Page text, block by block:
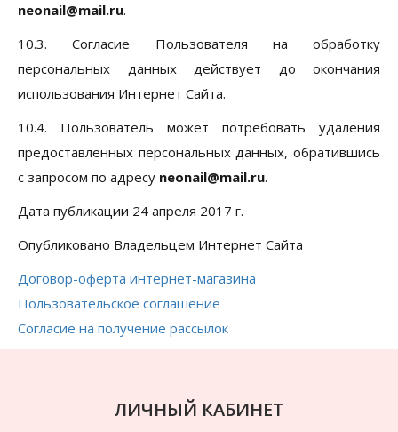
neonail@mail.ru.
10.3. Согласие Пользователя на обработку
персональных данных действует до окончания
использования Интернет Сайта.
10.4. Пользователь может потребовать удаления
предоставленных персональных данных, обратившись
с запросом по адресу neonail@mail.ru.
Дата публикации 24 апреля 2017 г.
Опубликовано Владельцем Интернет Сайта
Договор-оферта интернет-магазина
Пользовательское соглашение
Согласие на получение рассылок
ЛИЧНЫЙ КАБИНЕТ